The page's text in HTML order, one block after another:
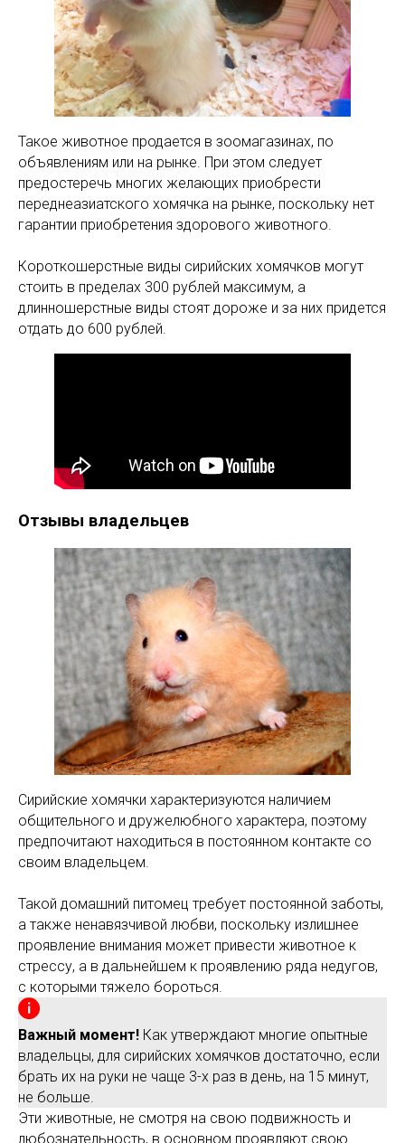
Такое животное продается в зоомагазинах, по
объявлениям или на рынке. При этом следует
предостеречь многих желающих приобрести
переднеазиатского хомячка на рынке, поскольку нет
гарантии приобретения здорового животного.
Короткошерстные виды сирийских хомячков могут
стоить в пределах 300 рублей максимум, а
длинношерстные виды стоят дороже и за них придется
отдать до 600 рублей.
Отзывы владельцев
Сирийские хомячки характеризуются наличием
общительного и дружелюбного характера, поэтому
предпочитают находиться в постоянном контакте со
своим владельцем.
Такой домашний питомец требует постоянной заботы,
а также ненавязчивой любви, поскольку излишнее
проявление внимания может привести животное к
стрессу, а в дальнейшем к проявлению ряда недугов,
с которыми тяжело бороться.
Важный момент! Как утверждают многие опытные
владельцы, для сирийских хомячков достаточно, если
брать их на руки не чаще 3-х раз в день, на 15 минут,
не больше.
Эти животные, не смотря на свою подвижность и
любознательность, в основном проявляют свою